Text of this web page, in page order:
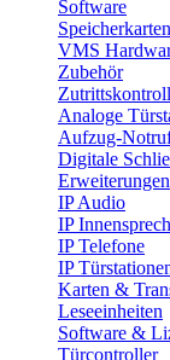
Software
Speicherkarten
VMS
Zubehör
Analoge
Aufzug-
Digitale
Erweiterungen
IP Audio
IP
IP Telefone
IP
Karten &
Leseeinheiten
Software &
Türcontroller